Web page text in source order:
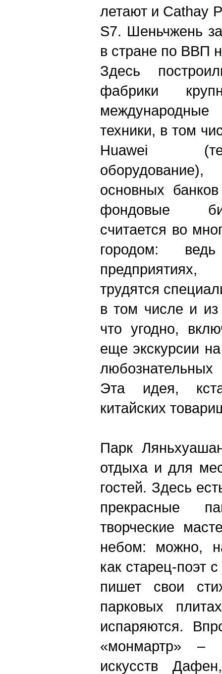
летают и Cathay
S7. Шеньчжень
в стране по ВВП
Здесь
фабрики
техники, в том
Huawei
основных
фондовые
считается во
городом:
трудятся
в том числе и из
что угодно,
еще экскурсии
Эта идея,
китайских
Парк
отдыха и для
гостей. Здесь
прекрасные
творческие
небом: можно,
как старец-поэт
пишет свои
парковых
испаряются.
«монмартр» –
искусств